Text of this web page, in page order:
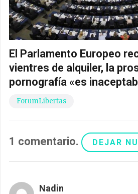
El Parlamento Europeo
vientres de alquiler, la
pornografía «es
ForumLibertas
1 comentario. DEJAR
Nadin